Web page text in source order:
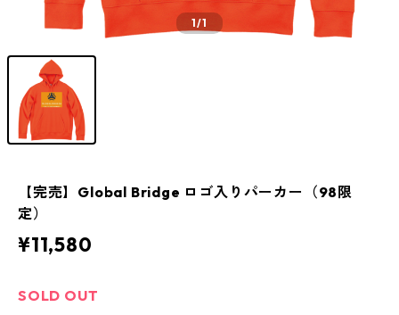
1/1
【完売】Global Bridge ロゴ入りパーカー（98限
定）
¥11,580
SOLD OUT